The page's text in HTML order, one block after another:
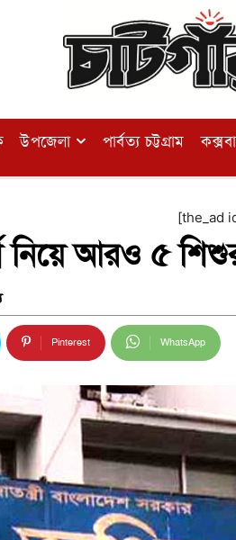
উপজেলা পার্বত্য চট্টগ্রাম
[the_ad
নিয়ে আরও ৫
Pinterest WhatsApp